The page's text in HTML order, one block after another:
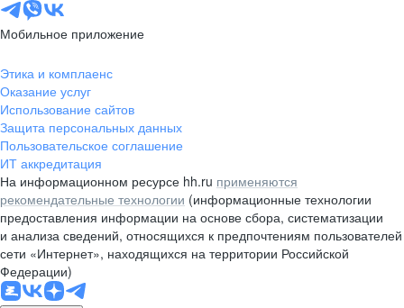
Мобильное приложение
Этика и комплаенс
Оказание услуг
Использование сайтов
Защита персональных данных
Пользовательское соглашение
ИТ аккредитация
На информационном ресурсе hh.ru применяются
рекомендательные технологии (информационные технологии
предоставления информации на основе сбора, систематизации
и анализа сведений, относящихся к предпочтениям пользователей
сети «Интернет», находящихся на территории Российской
Федерации)